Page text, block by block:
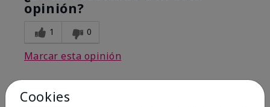
opinión?
1 0
Marcar esta opinión
Cookies